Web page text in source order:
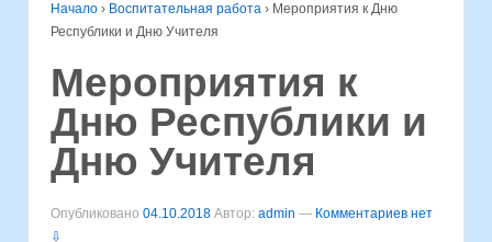
Начало › Воспитательная работа › Мероприятия к Дню
Республики и Дню Учителя
Мероприятия к
Дню Республики и
Дню Учителя
Опубликовано 04.10.2018 Автор: admin — Комментариев нет
⇩